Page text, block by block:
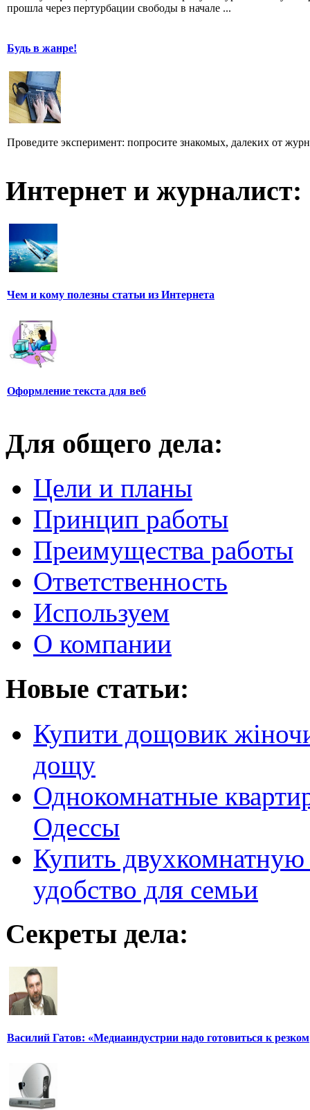
прошла через пертурбации свободы в начале ...
Будь в жанре!
Проведите эксперимент: попросите знакомых, далеких от
Интернет и журналист:
Чем и кому полезны статьи из Интернета
Оформление текста для веб
Для общего дела:
Цели и планы
Принцип работы
Преимущества работы
Ответственность
Используем
О компании
Новые статьи:
Купити дощовик
дощу
Однокомнатные
Одессы
Купить
удобство для семьи
Секреты дела:
Василий Гатов: «Медиаиндустрии надо готовиться к резком